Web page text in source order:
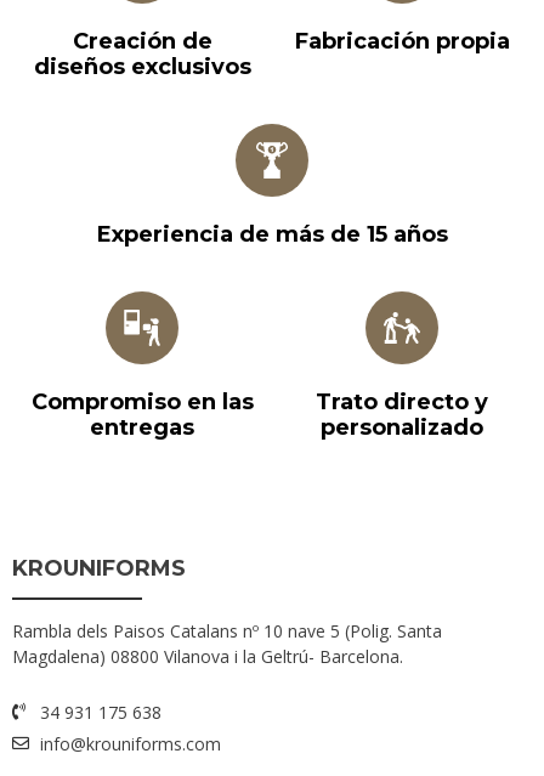
Creación de
diseños exclusivos
Fabricación propia
Experiencia de más de 15 años
Compromiso en las
entregas
Trato directo y
personalizado
KROUNIFORMS
Rambla dels Paisos Catalans nº 10 nave 5 (Polig. Santa
Magdalena) 08800 Vilanova i la Geltrú- Barcelona.
34 931 175 638
info@krouniforms.com